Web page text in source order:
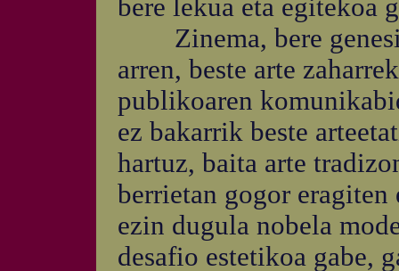
bere lekua eta egitekoa
Zinema, bere
arren, beste arte
publikoaren
ez bakarrik beste
hartuz, baita arte
berrietan gogor
ezin dugula nobela
desafio estetikoa gabe,